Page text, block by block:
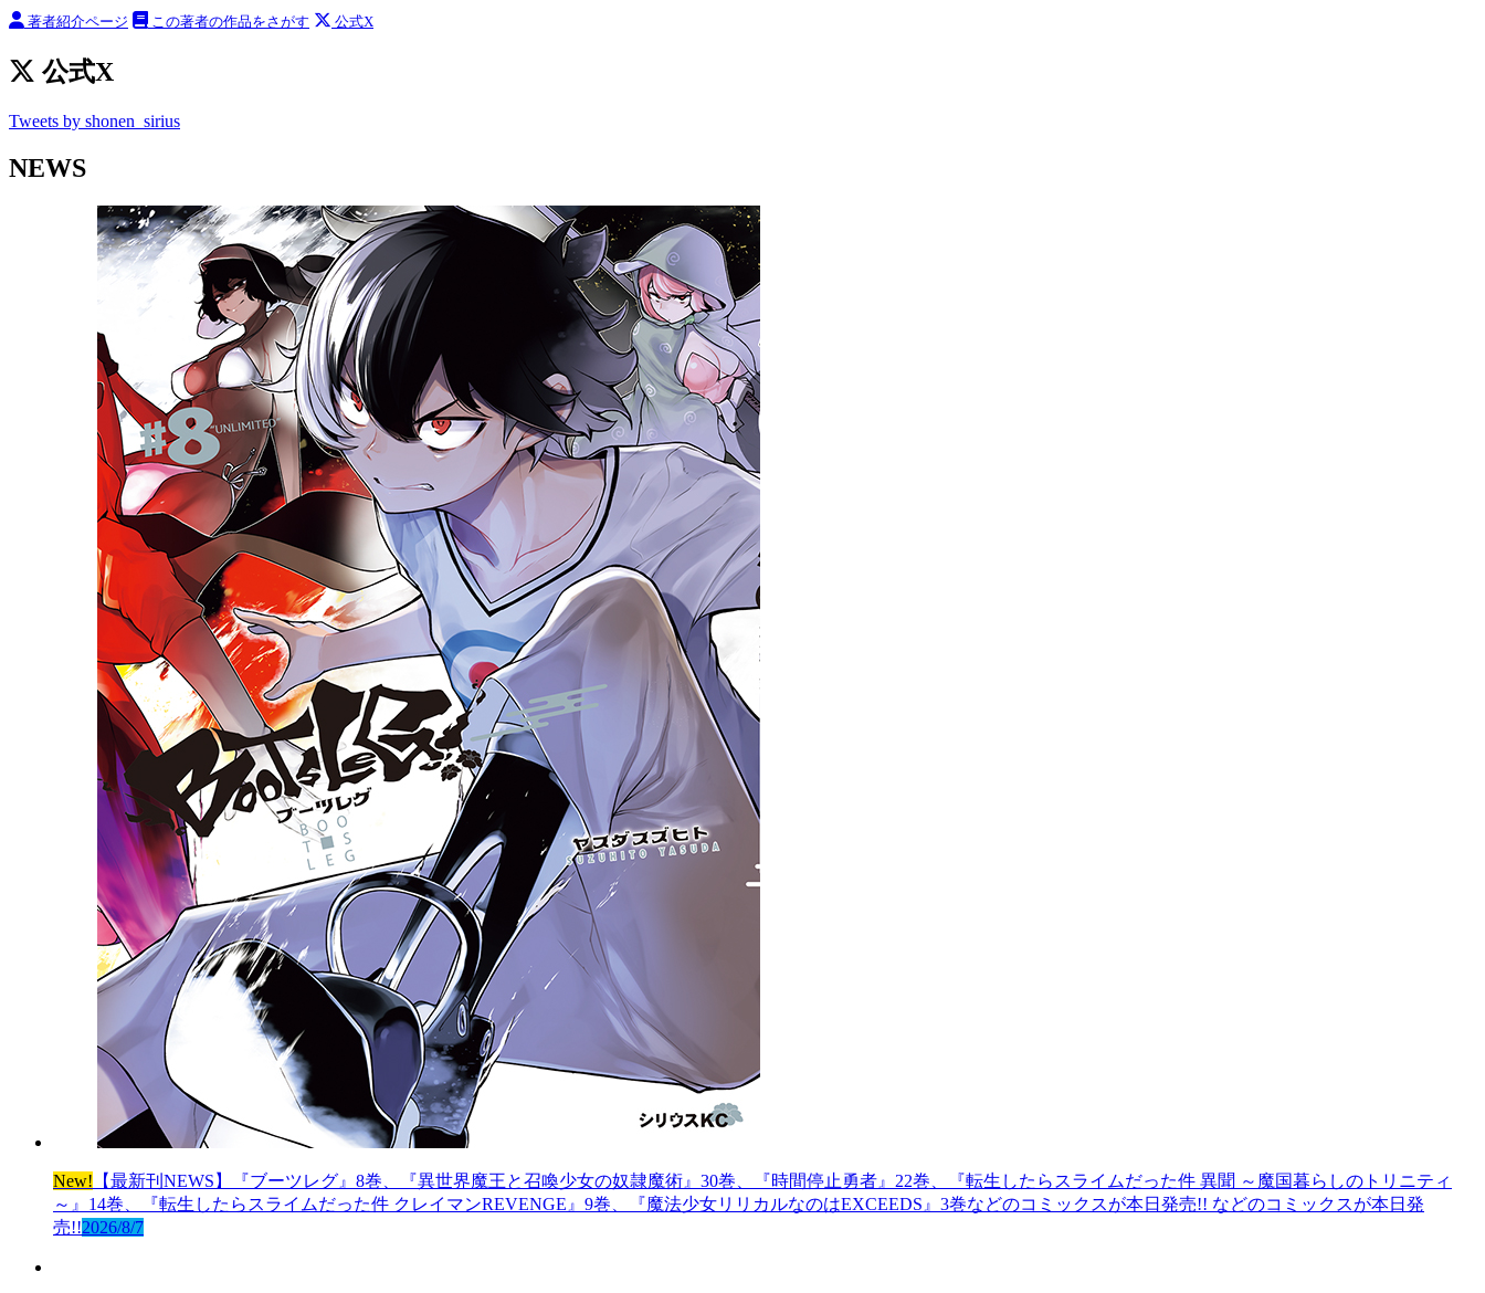
著者紹介ページ この著者の作品をさがす 公式X
公式X
Tweets by shonen_sirius
NEWS
New! 【最新刊NEWS】『ブーツレグ』8巻、『異世界魔王と召喚少女の奴隷魔術』30巻、『時間停止勇者』22巻、『転生したらスライムだった件 異聞 ～魔国暮らしのトリニティ
～』14巻、『転生したらスライムだった件 クレイマンREVENGE』9巻、『魔法少女リリカルなのはEXCEEDS』3巻などのコミックスが本日発売!! などのコミックスが本日発
売!!2026/8/7